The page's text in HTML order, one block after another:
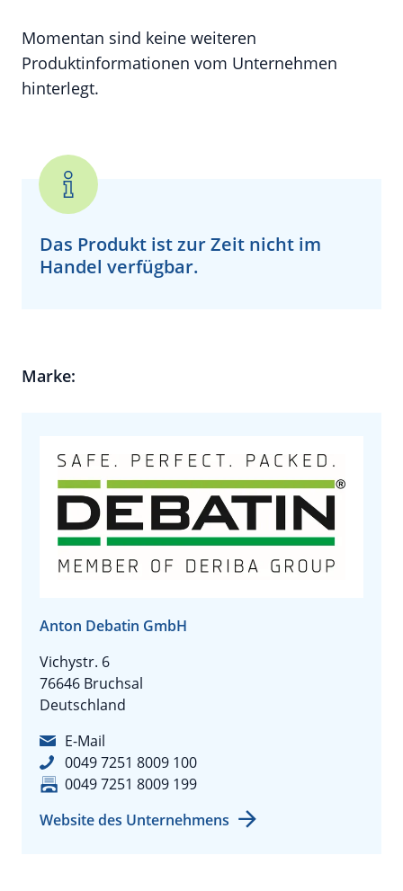
Momentan sind keine weiteren
Produktinformationen vom Unternehmen
hinterlegt.
Das Produkt ist zur Zeit nicht im
Handel verfügbar.
Marke:
Anton Debatin GmbH
Vichystr. 6
76646 Bruchsal
Deutschland
E-Mail
0049 7251 8009 100
0049 7251 8009 199
Website des Unternehmens